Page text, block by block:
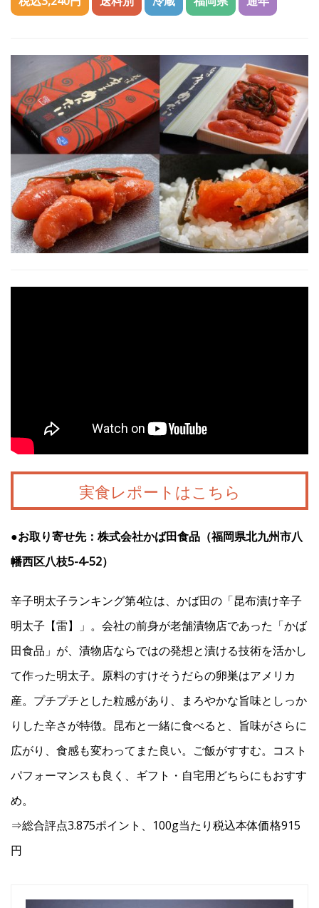
実食レポートはこちら
●お取り寄せ先：株式会社かば田食品（福岡県北九州市八
幡西区八枝5-4-52）
辛子明太子ランキング第4位は、かば田の「昆布漬け辛子
明太子【雷】」。会社の前身が老舗漬物店であった「かば
田食品」が、漬物店ならではの発想と漬ける技術を活かし
て作った明太子。原料のすけそうだらの卵巣はアメリカ
産。プチプチとした粒感があり、まろやかな旨味としっか
りした辛さが特徴。昆布と一緒に食べると、旨味がさらに
広がり、食感も変わってまた良い。ご飯がすすむ。コスト
パフォーマンスも良く、ギフト・自宅用どちらにもおすす
め。
⇒総合評点3.875ポイント、100g当たり税込本体価格915
円